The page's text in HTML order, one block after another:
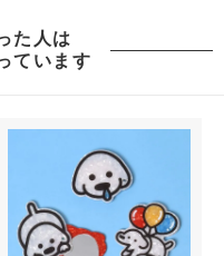
た人は
ています